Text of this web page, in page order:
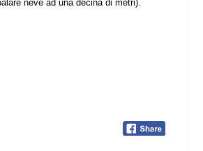
neve ad una decina di metri).